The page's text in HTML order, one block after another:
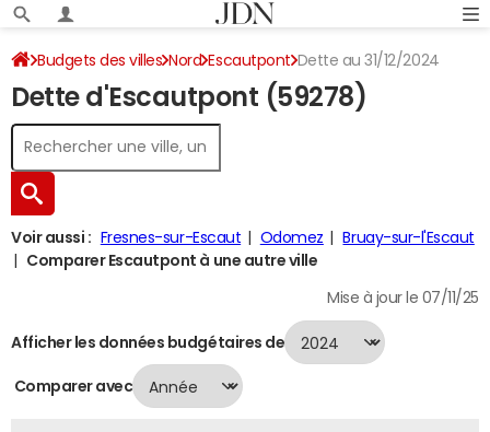
Budgets des villes Nord Escautpont Dette au 31/12/2024
Dette d'Escautpont (59278)
Voir aussi : Fresnes-sur-Escaut Odomez
Bruay-sur-l'Escaut
Comparer Escautpont à une autre ville
Mise à jour le 07/11/25
Afficher les données budgétaires de
Comparer avec